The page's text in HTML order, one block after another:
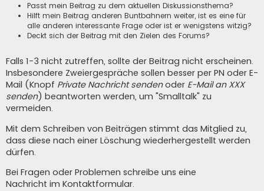
Passt mein Beitrag zu dem aktuellen Diskussionsthema?
Hilft mein Beitrag anderen Buntbahnern weiter, ist es eine für
alle anderen interessante Frage oder ist er wenigstens witzig?
Deckt sich der Beitrag mit den Zielen des Forums?
Falls 1-3 nicht zutreffen, sollte der Beitrag nicht erscheinen.
Insbesondere Zweiergespräche sollen besser per PN oder E-
Mail (Knopf Private Nachricht sendenoder E-Mail an XXX
senden) beantworten werden, um "Smalltalk" zu
vermeiden.
Mit dem Schreiben von Beiträgen stimmt das Mitglied zu,
dass diese nach einer Löschung wiederhergestellt werden
dürfen.
Bei Fragen oder Problemen schreibe uns eine
Nachricht im Kontaktformular.